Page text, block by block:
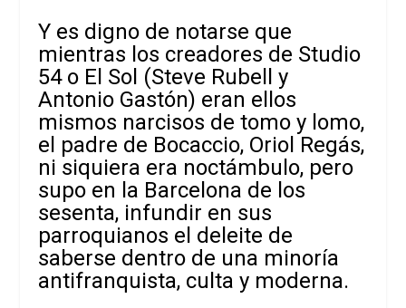
Y es digno de notarse que
mientras los creadores de Studio
54 o El Sol (Steve Rubell y
Antonio Gastón) eran ellos
mismos narcisos de tomo y lomo,
el padre de Bocaccio, Oriol Regás,
ni siquiera era noctámbulo, pero
supo en la Barcelona de los
sesenta, infundir en sus
parroquianos el deleite de
saberse dentro de una minoría
antifranquista, culta y moderna.